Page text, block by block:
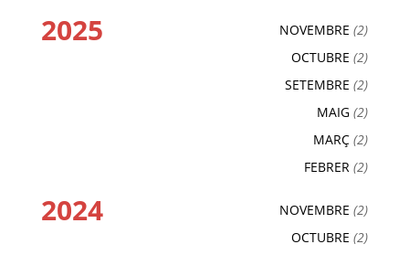
2025 NOVEMBRE (2)
OCTUBRE (2)
SETEMBRE (2)
MAIG (2)
MARÇ (2)
FEBRER (2)
2024 NOVEMBRE (2)
OCTUBRE (2)